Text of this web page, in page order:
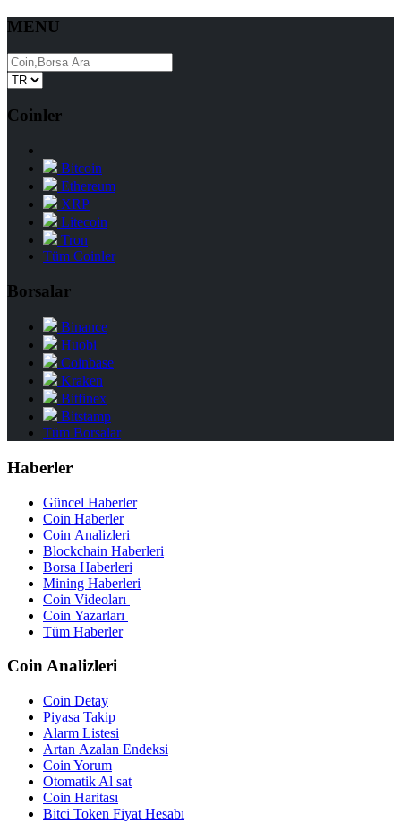
MENU
Coinler
Bitcoin
Ethereum
XRP
Litecoin
Tron
Tüm Coinler
Borsalar
Binance
Huobi
Coinbase
Kraken
Bitfinex
Bitstamp
Tüm Borsalar
Haberler
Güncel Haberler
Coin Haberler
Coin Analizleri
Blockchain Haberleri
Borsa Haberleri
Mining Haberleri
Coin Videoları
Coin Yazarları
Tüm Haberler
Coin Analizleri
Coin Detay
Piyasa Takip
Alarm Listesi
Artan Azalan Endeksi
Coin Yorum
Otomatik Al sat
Coin Haritası
Bitci Token Fiyat Hesabı